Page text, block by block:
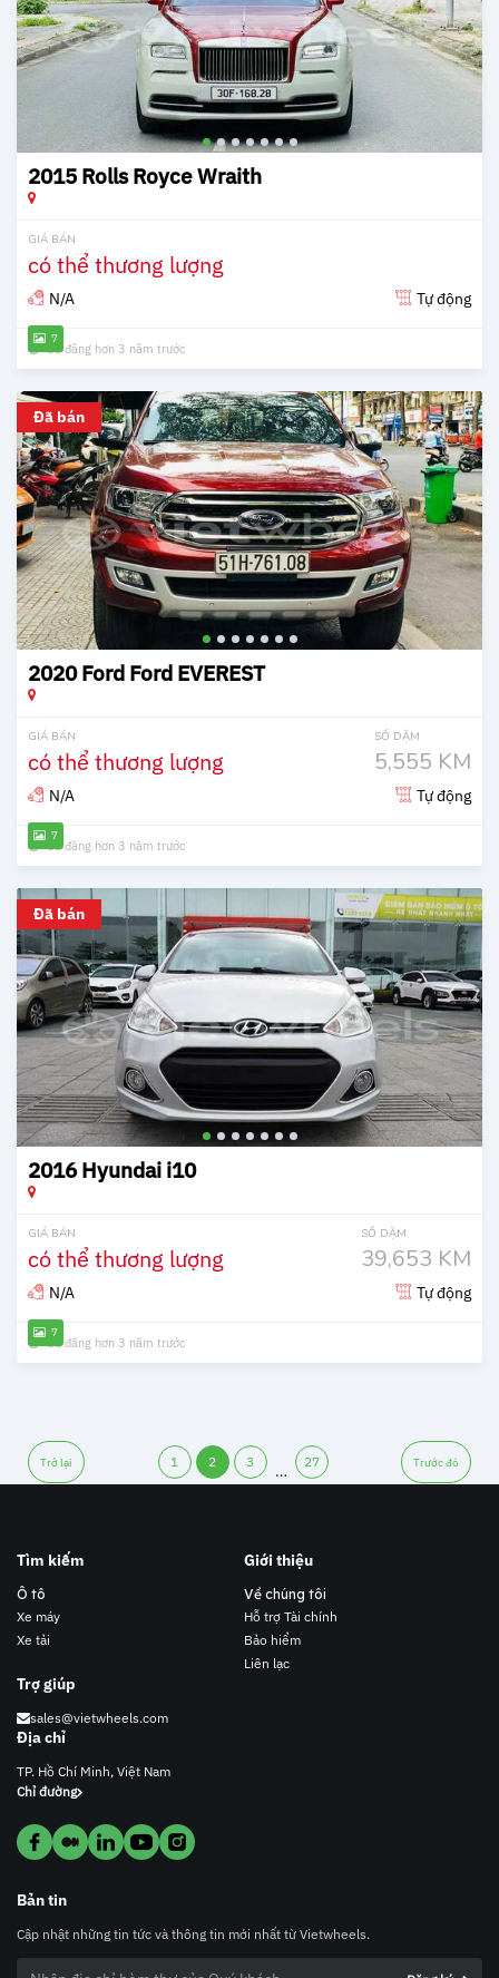
7
2015 Rolls Royce Wraith
GIÁ BÁN
có thể thương lượng
N/A Tự động
Đã đăng hơn 3 năm trước
Đã bán
7
2020 Ford Ford EVEREST
GIÁ BÁN
có thể thương lượng
SỐ DẶM
5,555 KM
N/A Tự động
Đã đăng hơn 3 năm trước
Đã bán
7
2016 Hyundai i10
GIÁ BÁN
có thể thương lượng
SỐ DẶM
39,653 KM
N/A Tự động
Đã đăng hơn 3 năm trước
Trở lại 1 2 3 … 27 Trước đó
Tìm kiếm
Ô tô
Xe máy
Xe tải
Giới thiệu
Về chúng tôi
Hỗ trợ Tài chính
Bảo hiểm
Liên lạc
Địa chỉ
TP. Hồ Chí Minh, Việt Nam
Chỉ đường
Trợ giúp
sales@vietwheels.com
Bản tin
Cập nhật những tin tức và thông tin mới nhất từ Vietwheels.